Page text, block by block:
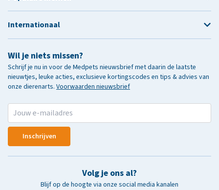
Wil je niets missen?
Schrijf je nu in voor de Medpets nieuwsbrief met daarin de laatste
nieuwtjes, leuke acties, exclusieve kortingscodes en tips & advies van
onze dierenarts. Voorwaarden nieuwsbrief
Inschrijven
Volg je ons al?
Blijf op de hoogte via onze social media kanalen
Internationaal